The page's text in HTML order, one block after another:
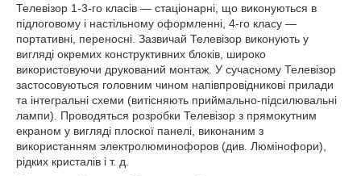
Телевізор 1-3-го класів — стаціонарні, що виконуються в
підлоговому і настільному оформленні, 4-го класу —
портативні, переносні. Зазвичай Телевізор виконують у
вигляді окремих конструктивних блоків, широко
використовуючи друкований монтаж. У сучасному Телевізор
застосовуються головним чином напівпровідникові прилади
та інтегральні схеми (витісняють приймально-підсилювальні
лампи). Проводяться розробки Телевізор з прямокутним
екраном у вигляді плоскої панелі, виконаним з
використанням электролюминофоров (див. Люмінофори),
рідких кристалів і т. д.